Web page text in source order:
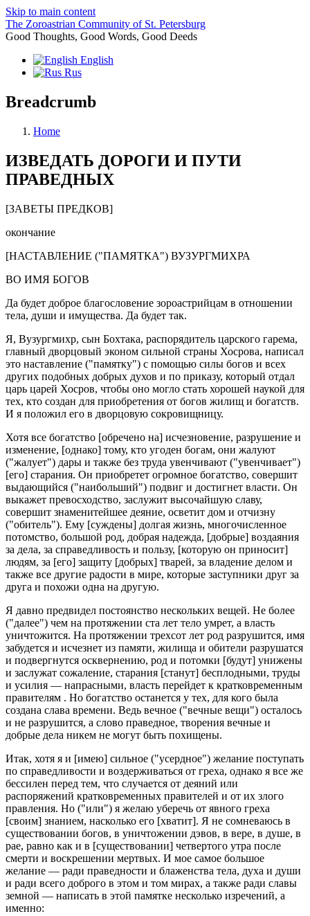
Skip to main content
The Zoroastrian Community of St. Petersburg
Good Thoughts, Good Words, Good Deeds
English
Rus
Breadcrumb
Home
ИЗВЕДАТЬ ДОРОГИ И ПУТИ
ПРАВЕДНЫХ
[ЗАВЕТЫ ПРЕДКОВ]
окончание
[НАСТАВЛЕНИЕ ("ПАМЯТКА") ВУЗУРГМИХРА
ВО ИМЯ БОГОВ
Да будет доброе благословение зороастрийцам в отношении
тела, души и имущества. Да будет так.
Я, Вузургмихр, сын Бохтака, распорядитель царского гарема,
главный дворцовый эконом сильной страны Хосрова, написал
это наставление ("памятку") с помощью силы богов и всех
других подобных добрых духов и по приказу, который отдал
царь царей Хосров, чтобы оно могло стать хорошей наукой для
тех, кто создан для приобретения от богов жилищ и богатств.
И я положил его в дворцовую сокровищницу.
Хотя все богатство [обречено на] исчезновение, разрушение и
изменение, [однако] тому, кто угоден богам, они жалуют
("жалует") дары и также без труда увенчивают ("увенчивает")
[его] старания. Он приобретет огромное богатство, совершит
выдающийся ("наибольший") подвиг и достигнет власти. Он
выкажет превосходство, заслужит высочайшую славу,
совершит знаменитейшее деяние, осветит дом и отчизну
("обитель"). Ему [суждены] долгая жизнь, многочисленное
потомство, большой род, добрая надежда, [добрые] воздаяния
за дела, за справедливость и пользу, [которую он приносит]
людям, за [его] защиту [добрых] тварей, за владение делом и
также все другие радости в мире, которые заступники друг за
друга и похожи одна на другую.
Я давно предвидел постоянство нескольких вещей. Не более
("далее") чем на протяжении ста лет тело умрет, а власть
уничтожится. На протяжении трехсот лет род разрушится, имя
забудется и исчезнет из памяти, жилища и обители разрушатся
и подвергнутся осквернению, род и потомки [будут] унижены
и заслужат сожаление, старания [станут] бесплодными, труды
и усилия — напрасными, власть перейдет к кратковременным
правителям . Но богатство останется у тех, для кого была
создана слава времени. Ведь вечное ("вечные вещи") осталось
и не разрушится, а слово праведное, творения вечные и
добрые дела никем не могут быть похищены.
Итак, хотя я и [имею] сильное ("усердное") желание поступать
по справедливости и воздерживаться от греха, однако я все же
бессилен перед тем, что случается от деяний или
распоряжений кратковременных правителей и от их злого
правления. Но ("или") я желаю уберечь от явного греха
[своим] знанием, насколько его [хватит]. Я не сомневаюсь в
существовании богов, в уничтожении дэвов, в вере, в душе, в
рае, равно как и в [существовании] четвертого утра после
смерти и воскрешении мертвых. И мое самое большое
желание — ради праведности и блаженства тела, духа и души
и ради всего доброго в этом и том мирах, а также ради славы
земной — написать в этой памятке несколько изречений, а
именно: